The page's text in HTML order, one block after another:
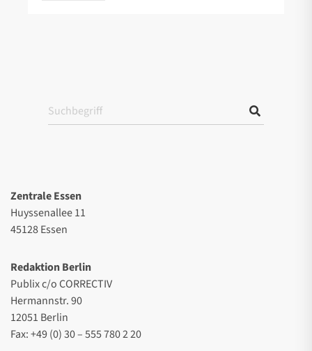
Zentrale Essen
Huyssenallee 11
45128 Essen
Redaktion Berlin
Publix c/o CORRECTIV
Hermannstr. 90
12051 Berlin
Fax: +49 (0) 30 – 555 780 2 20